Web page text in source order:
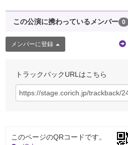
この公演に携わっているメンバー 0
メンバーに登録
トラックバックURLはこちら
このページのQRコードです。